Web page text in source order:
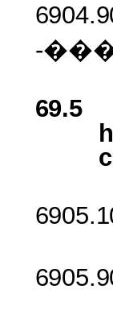
-���
69.5